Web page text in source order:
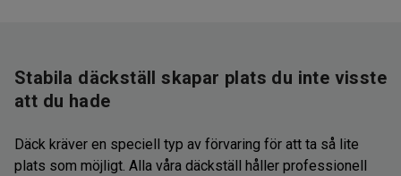
Stabila däckställ skapar plats du inte visste
att du hade
Däck kräver en speciell typ av förvaring för att ta så lite
plats som möjligt. Alla våra däckställ håller professionell